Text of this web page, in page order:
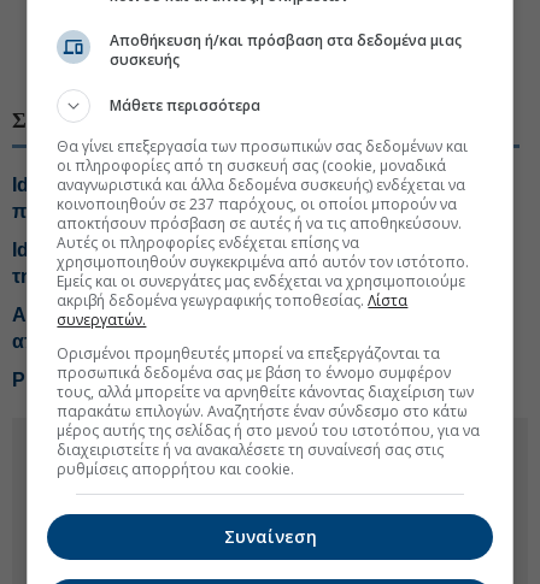
#Ideal Holdings
ΣΧΕΤΙΚΑ ΘΕΜΑΤΑ
Ideal: Η Πειραιώς ΑΕΠΕΥ κύριος ανάδοχος του
προγράμματος αγοράς ιδίων μετοχών
Ideal Software: Ψηφιακή διαχείριση του μετοχολογίου
της Αττικά Πολυκαταστήματα
Attica Πολυκαταστήματα: Αλλάζει η εταιρική επωνυμία
από τις 13 Ιουλίου
Profit taking αλλά και… νικητές στο Χρηματιστήριο
Αποθήκευση ή/και πρόσβαση στα δεδομένα μιας
συσκευής
Μάθετε περισσότερα
Θα γίνει επεξεργασία των προσωπικών σας δεδομένων και
οι πληροφορίες από τη συσκευή σας (cookie, μοναδικά
αναγνωριστικά και άλλα δεδομένα συσκευής) ενδέχεται να
κοινοποιηθούν σε 237 παρόχους, οι οποίοι μπορούν να
αποκτήσουν πρόσβαση σε αυτές ή να τις αποθηκεύσουν.
Αυτές οι πληροφορίες ενδέχεται επίσης να
χρησιμοποιηθούν συγκεκριμένα από αυτόν τον ιστότοπο.
Εμείς και οι συνεργάτες μας ενδέχεται να χρησιμοποιούμε
ακριβή δεδομένα γεωγραφικής τοποθεσίας.Λίστα
συνεργατών.
Ορισμένοι προμηθευτές μπορεί να επεξεργάζονται τα
προσωπικά δεδομένα σας με βάση το έννομο συμφέρον
τους, αλλά μπορείτε να αρνηθείτε κάνοντας διαχείριση των
παρακάτω επιλογών. Αναζητήστε έναν σύνδεσμο στο κάτω
μέρος αυτής της σελίδας ή στο μενού του ιστοτόπου, για να
διαχειριστείτε ή να ανακαλέσετε τη συναίνεσή σας στις
ρυθμίσεις απορρήτου και cookie.
Συναίνεση